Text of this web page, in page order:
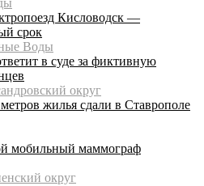
Кисловодск —
срок
Воды
в суде за фиктивную
округ
жилья сдали в Ставрополе
мобильный маммограф
округ